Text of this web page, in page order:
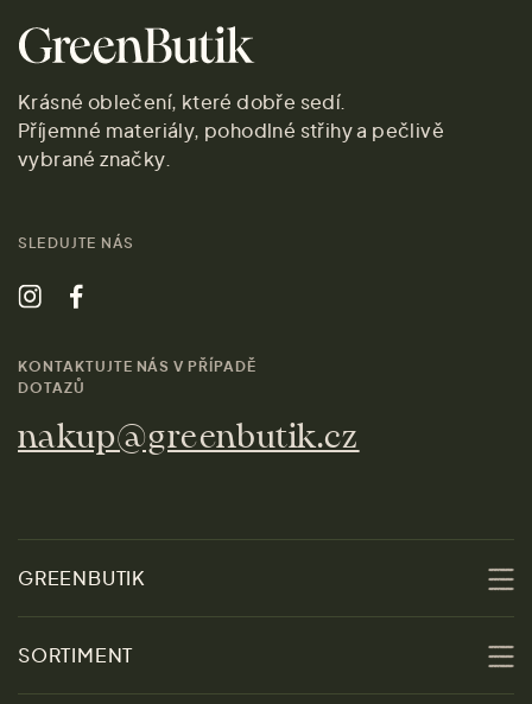
Krásné oblečení, které dobře sedí.
Příjemné materiály, pohodlné střihy a pečlivě
vybrané značky.
SLEDUJTE NÁS
KONTAKTUJTE NÁS V PŘÍPADĚ
DOTAZŮ
nakup@greenbutik.cz
GREENBUTIK
SORTIMENT